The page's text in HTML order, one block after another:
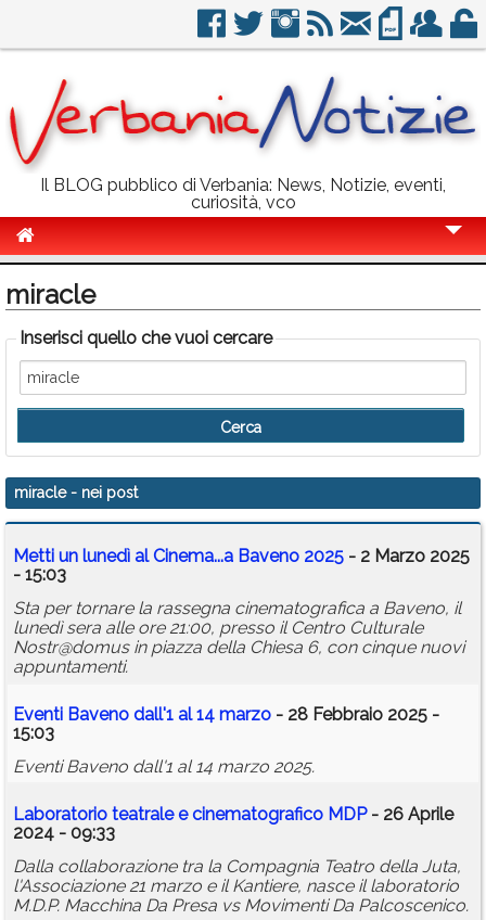
Il BLOG pubblico di Verbania: News, Notizie, eventi,
curiosità, vco
Politica
Sport
Eventi
Info Utili
Rubriche
Calendario
Annunci
miracle
Inserisci quello che vuoi cercare
miracle- nei post
Metti un lunedì al Cinema...a Baveno 2025 - 2 Marzo 2025
- 15:03
Sta per tornare la rassegna cinematografica a Baveno, il
lunedì sera alle ore 21:00, presso il Centro Culturale
Nostr@domus in piazza della Chiesa 6, con cinque nuovi
appuntamenti.
Eventi Baveno dall'1 al 14 marzo - 28 Febbraio 2025 -
15:03
Eventi Baveno dall'1 al 14 marzo 2025.
Laboratorio teatrale e cinematografico MDP- 26 Aprile
2024 - 09:33
Dalla collaborazione tra la Compagnia Teatro della Juta,
l'Associazione 21 marzo e il Kantiere, nasce il laboratorio
M.D.P. Macchina Da Presa vs Movimenti Da Palcoscenico.